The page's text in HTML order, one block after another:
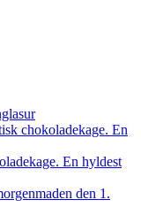
chokoladekage. En
En hyldest
den 1.